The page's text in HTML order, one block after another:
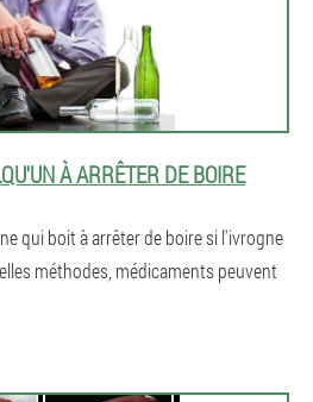
À ARRÊTER DE BOIRE
qui boit à arrêter de boire si l'ivrogne
méthodes, médicaments peuvent